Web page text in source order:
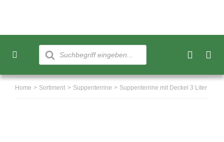
content
Products
search
Toggle
Neu
Home Sortiment Suppenterrine Suppenterrine mit Deckel 3 Liter